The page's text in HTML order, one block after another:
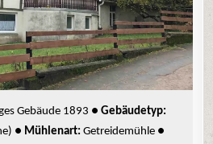
Gebäude 1893 ● Gebäudetyp:
● Mühlenart: Getreidemühle ●